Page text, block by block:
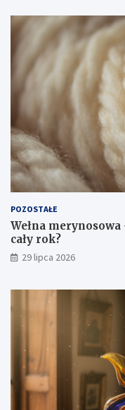
POZOSTAŁE
Wełna
cały rok?
29 lipca 2026